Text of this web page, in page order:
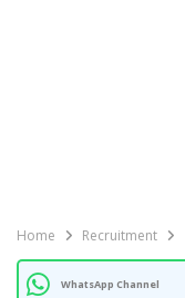
Home Recruitment
WhatsApp Channel